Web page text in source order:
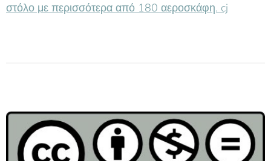
στόλο με περισσότερα από 180 αεροσκάφη. cj